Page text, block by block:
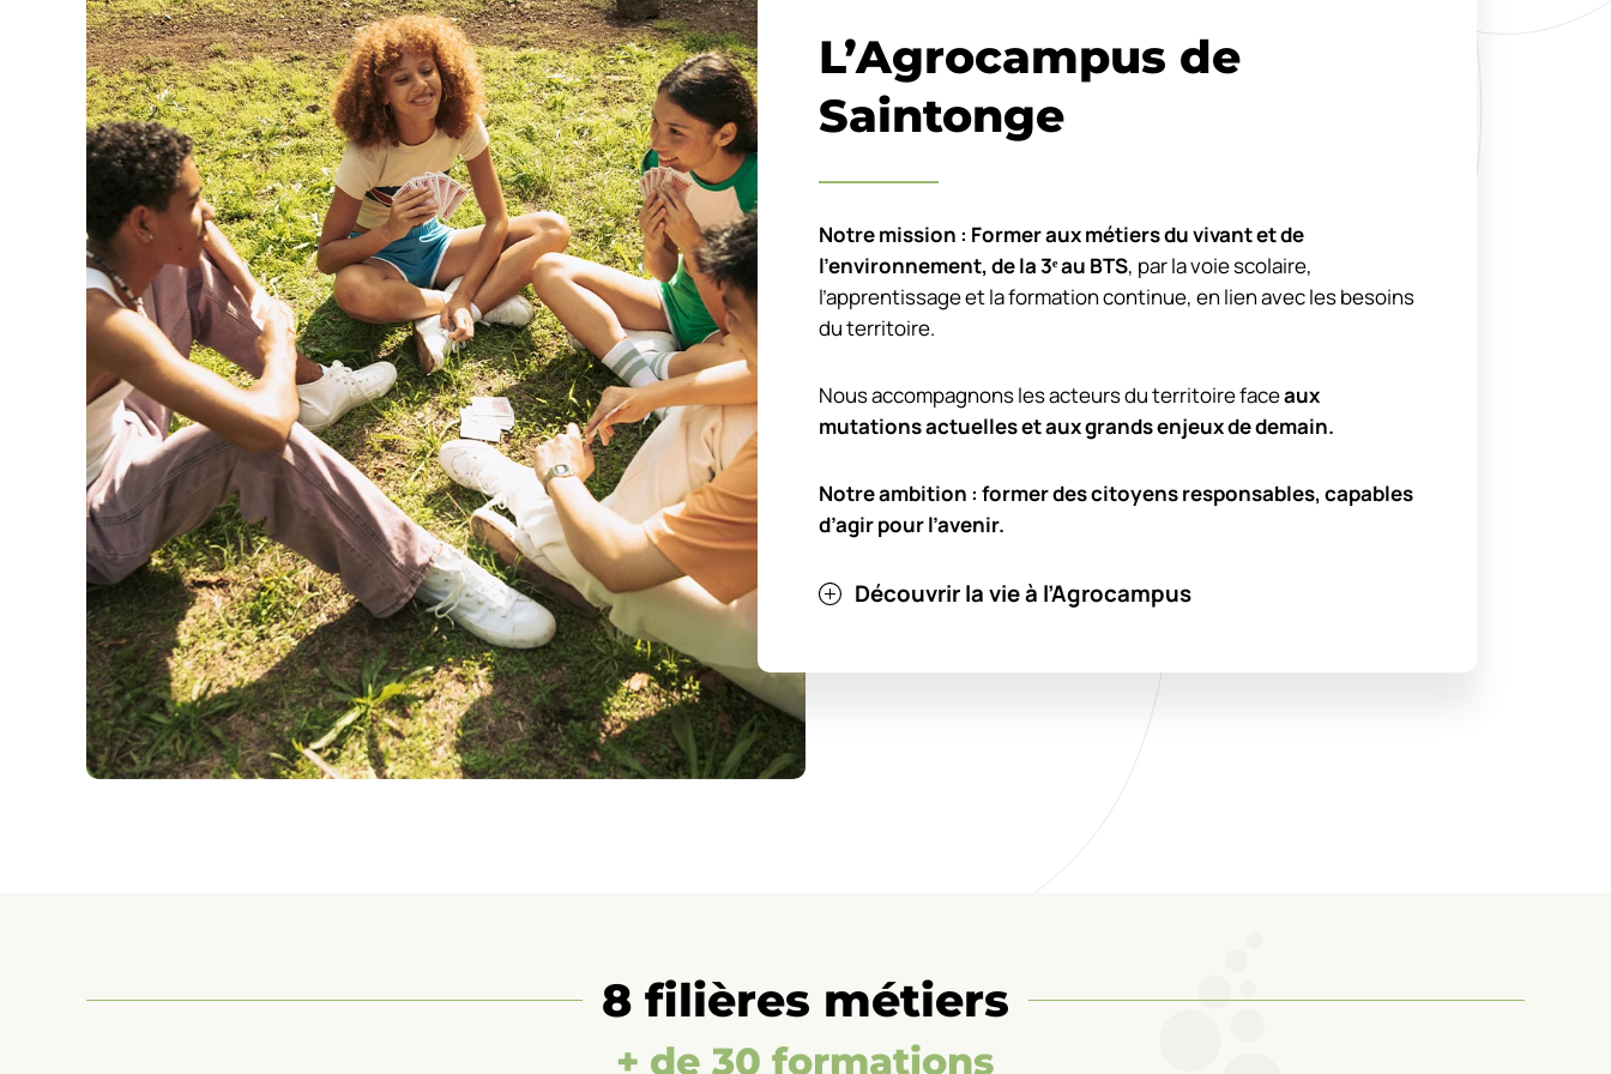
L’Agrocampus de
Saintonge
Notre mission : Former aux métiers du vivant et de
l’environnement, de la 3ᵉau BTS, par la voie scolaire,
l’apprentissage et la formation continue, en lien avec les besoins
du territoire.
Nous accompagnons les acteurs du territoire faceaux
mutations actuelles et aux grands enjeux de demain.
Notre ambition : former des citoyens responsables, capables
d’agir pour l’avenir.
Découvrir la vie à l’Agrocampus
8 filières métiers
+ de 30 formations